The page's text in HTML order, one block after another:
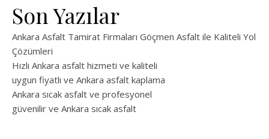
Son Yazılar
Ankara Asfalt Tamirat Firmaları Göçmen Asfalt ile Kaliteli Yol
Çözümleri
Hızlı Ankara asfalt hizmeti ve kaliteli
uygun fiyatlı ve Ankara asfalt kaplama
Ankara sıcak asfalt ve profesyonel
güvenilir ve Ankara sıcak asfalt